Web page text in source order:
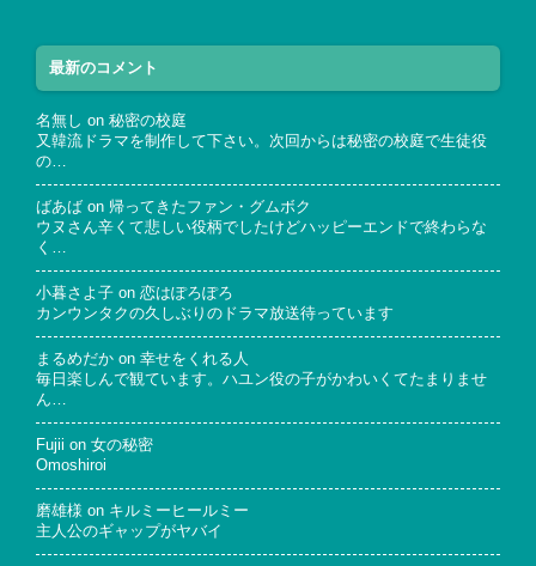
最新のコメント
名無し on 秘密の校庭
又韓流ドラマを制作して下さい。次回からは秘密の校庭で生徒役
の…
ばあば on 帰ってきたファン・グムボク
ウヌさん辛くて悲しい役柄でしたけどハッピーエンドで終わらな
く…
小暮さよ子 on 恋はぽろぽろ
カンウンタクの久しぶりのドラマ放送待っています
まるめだか on 幸せをくれる人
毎日楽しんで観ています。ハユン役の子がかわいくてたまりませ
ん…
Fujii on 女の秘密
Omoshiroi
磨雄様 on キルミーヒールミー
主人公のギャップがヤバイ